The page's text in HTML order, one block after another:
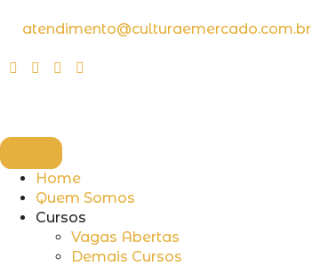
atendimento@culturaemercado.com.br
Home
Quem Somos
Cursos
Vagas Abertas
Demais Cursos